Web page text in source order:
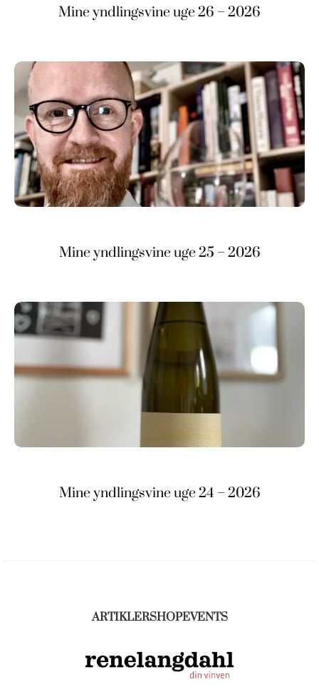
Mine yndlingsvine uge 26 – 2026
Mine yndlingsvine uge 25 – 2026
Mine yndlingsvine uge 24 – 2026
ARTIKLERSHOPEVENTS